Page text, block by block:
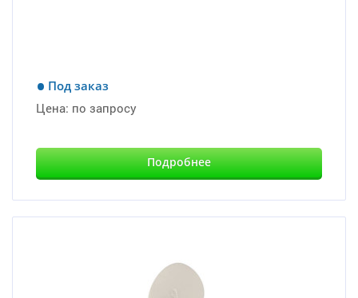
Под заказ
Цена: по запросу
Подробнее